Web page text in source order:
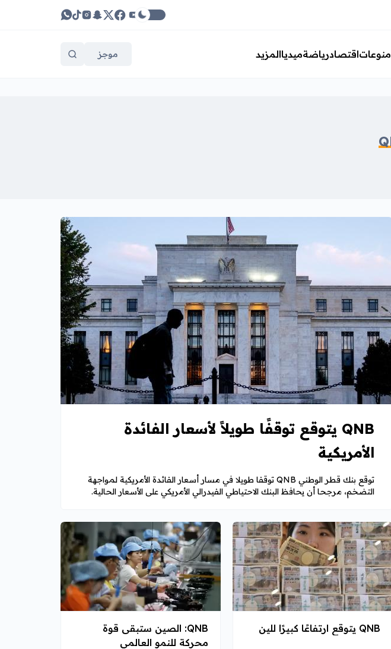
منوعاتاقتصادرياضةميدياالمزيد موجز
QNB يتوقع توقفًا طويلاً لأسعار الفائدة
الأمريكية
توقع بنك قطر الوطني QNB توقفا طويلا في مسار أسعار الفائدة الأمريكية لمواجهة
التضخم، مرجحا أن يحافظ البنك الاحتياطي الفيدرالي الأمريكي على الأسعار الحالية.
QNB يتوقع ارتفاعًا كبيرًا للين
QNB: الصين ستبقى قوة
محركة للنمو العالمي